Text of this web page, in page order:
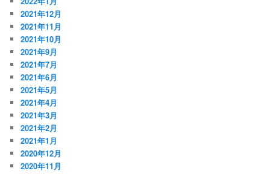
2021年12月
2021年11月
2021年10月
2021年9月
2021年7月
2021年6月
2021年5月
2021年4月
2021年3月
2021年2月
2021年1月
2020年12月
2020年11月